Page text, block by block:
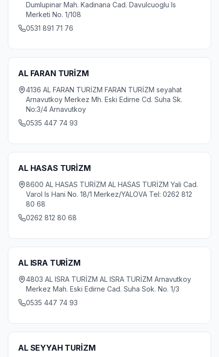
Dumlupinar Mah. Kadinana Cad. Davulcuoglu Is
Merketi No. 1/108
0531 891 71 76
AL FARAN TURİZM
4136 AL FARAN TURİZM FARAN TURİZM seyahat
Arnavutkoy Merkez Mh. Eski Edirne Cd. Suha Sk.
No:3/4 Arnavutkoy
0535 447 74 93
AL HASAS TURİZM
8600 AL HASAS TURİZM AL HASAS TURİZM Yali Cad.
Varol Is Hani No. 18/1 Merkez/YALOVA Tel: 0262 812
80 68
0262 812 80 68
AL ISRA TURİZM
4803 AL ISRA TURİZM AL ISRA TURİZM Arnavutkoy
Merkez Mah. Eski Edirne Cad. Suha Sok. No. 1/3
0535 447 74 93
AL SEYYAH TURİZM